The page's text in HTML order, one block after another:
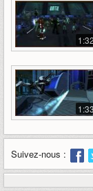
1:32
1:33
Suivez-nous :